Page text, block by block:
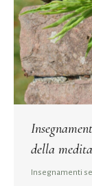
della
Insegnamenti